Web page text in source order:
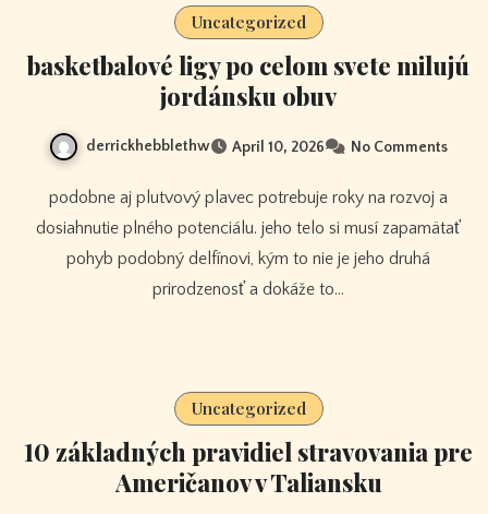
Uncategorized
basketbalové ligy po celom svete milujú
jordánsku obuv
derrickhebblethw April 10, 2026 No Comments
podobne aj plutvový plavec potrebuje roky na rozvoj a
dosiahnutie plného potenciálu. jeho telo si musí zapamätať
pohyb podobný delfínovi, kým to nie je jeho druhá
prirodzenosť a dokáže to…
Uncategorized
10 základných pravidiel stravovania pre
Američanov v Taliansku